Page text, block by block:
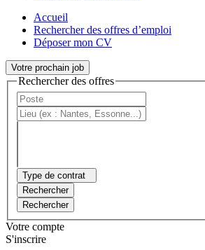
Accueil
Rechercher des offres d’emploi
Déposer mon CV
Votre prochain job
Rechercher des offres
Type de contrat
Rechercher
Rechercher
Votre compte
S'inscrire